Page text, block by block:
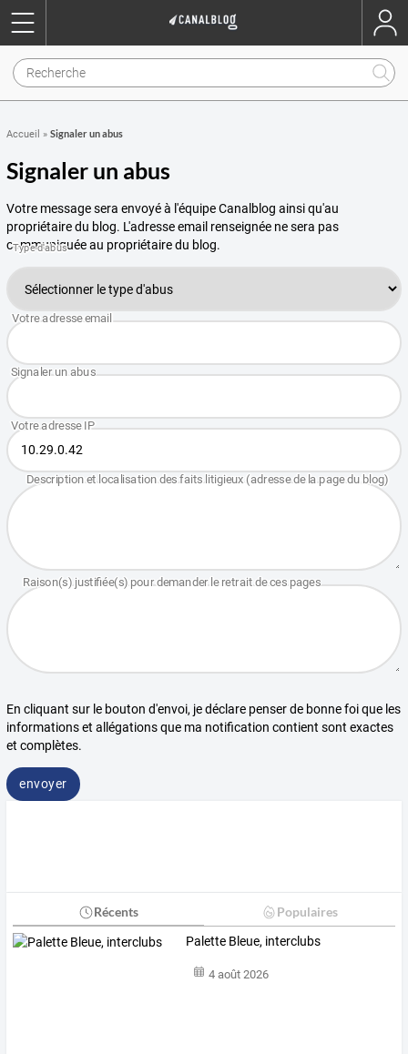
Accueil » Signaler un abus
Signaler un abus
Votre message sera envoyé à l'équipe Canalblog ainsi qu'au
propriétaire du blog. L'adresse email renseignée ne sera pas
communiquée au propriétaire du blog.
En cliquant sur le bouton d'envoi, je déclare penser de bonne foi que les
informations et allégations que ma notification contient sont exactes
et complètes.
envoyer
Récents Populaires
Palette Bleue, interclubs
4 août 2026